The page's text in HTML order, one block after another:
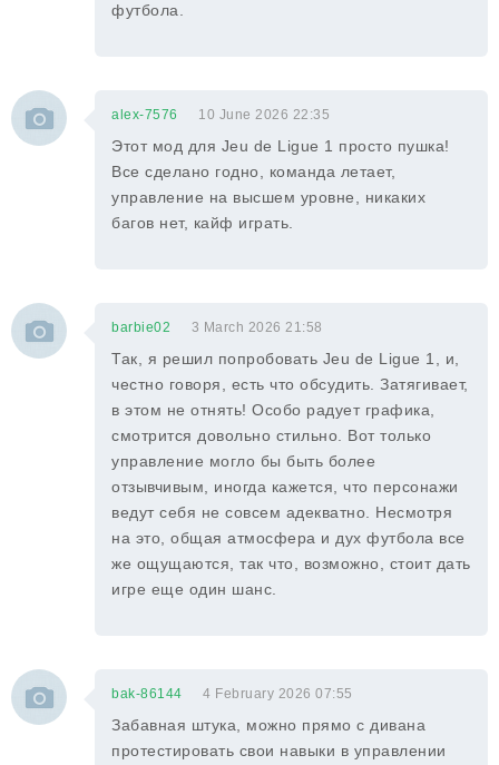
футбола.
alex-7576 10 June 2026 22:35
Этот мод для Jeu de Ligue 1 просто пушка!
Все сделано годно, команда летает,
управление на высшем уровне, никаких
багов нет, кайф играть.
barbie02 3 March 2026 21:58
Так, я решил попробовать Jeu de Ligue 1, и,
честно говоря, есть что обсудить. Затягивает,
в этом не отнять! Особо радует графика,
смотрится довольно стильно. Вот только
управление могло бы быть более
отзывчивым, иногда кажется, что персонажи
ведут себя не совсем адекватно. Несмотря
на это, общая атмосфера и дух футбола все
же ощущаются, так что, возможно, стоит дать
игре еще один шанс.
bak-86144 4 February 2026 07:55
Забавная штука, можно прямо с дивана
протестировать свои навыки в управлении